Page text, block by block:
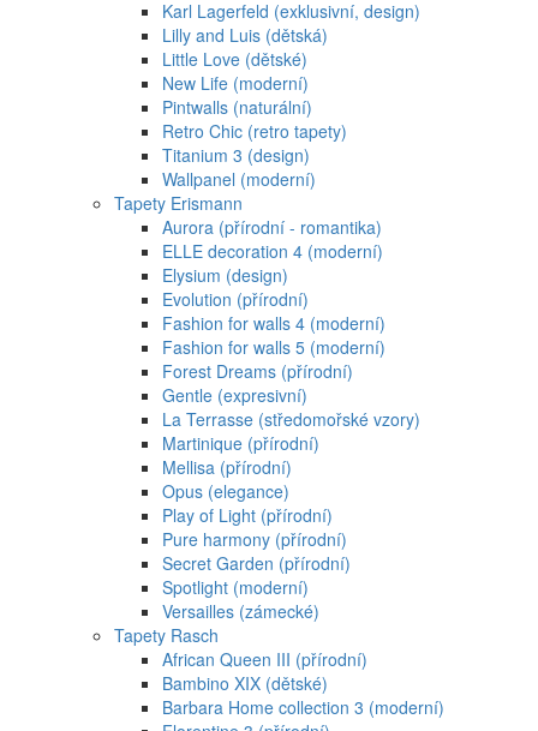
Karl Lagerfeld (exklusivní, design)
Lilly and Luis (dětská)
Little Love (dětské)
New Life (moderní)
Pintwalls (naturální)
Retro Chic (retro tapety)
Titanium 3 (design)
Wallpanel (moderní)
Tapety Erismann
Aurora (přírodní - romantika)
ELLE decoration 4 (moderní)
Elysium (design)
Evolution (přírodní)
Fashion for walls 4 (moderní)
Fashion for walls 5 (moderní)
Forest Dreams (přírodní)
Gentle (expresivní)
La Terrasse (středomořské vzory)
Martinique (přírodní)
Mellisa (přírodní)
Opus (elegance)
Play of Light (přírodní)
Pure harmony (přírodní)
Secret Garden (přírodní)
Spotlight (moderní)
Versailles (zámecké)
Tapety Rasch
African Queen III (přírodní)
Bambino XIX (dětské)
Barbara Home collection 3 (moderní)